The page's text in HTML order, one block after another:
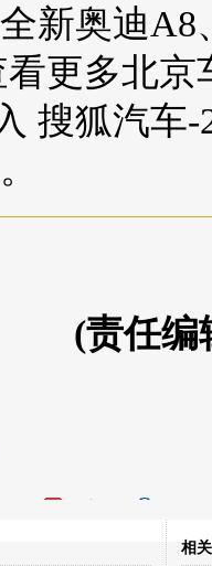
全新奥迪A8
看更多北京
搜狐汽车-
(责任编
相